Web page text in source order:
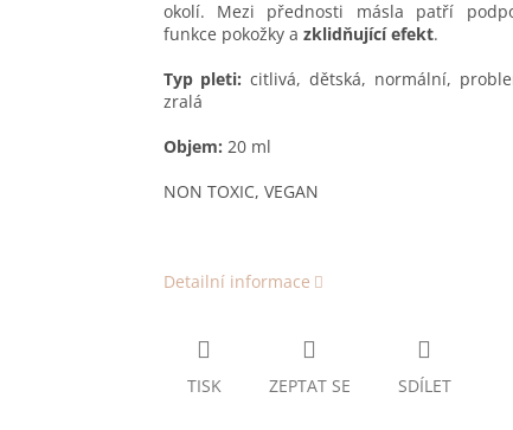
okolí. Mezi přednosti másla patří
funkce pokožky a zklidňující efekt.
Typ pleti:citlivá, dětská, normální,
zralá
Objem: 20 ml
NON TOXIC, VEGAN
Detailní informace
TISK ZEPTAT SE SDÍLET